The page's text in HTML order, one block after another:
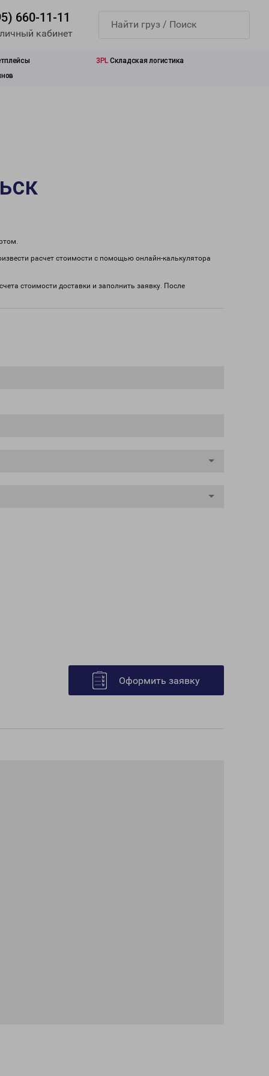
660-11-11
кабинет
3PL Складская логистика
расчет стоимости с помощью онлайн-калькулятора
стоимости доставки и заполнить заявку. После
Оформить заявку